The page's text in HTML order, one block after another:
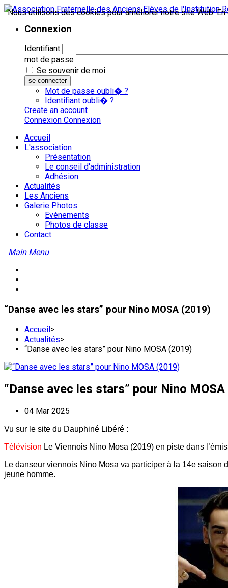
Connexion
Identifiant
mot de passe
Se souvenir de moi
se connecter
Mot de passe oubli� ?
Identifiant oubli� ?
Create an account
Connexion Connexion
Accueil
L'association
Présentation
Le conseil d'administration
Adhésion
Actualités
Les Anciens
Galerie Photos
Evènements
Photos de classe
Contact
Main Menu
“Danse avec les stars” pour Nino MOSA (2019)
Accueil>
Actualités>
“Danse avec les stars” pour Nino MOSA (2019)
“Danse avec les stars” pour Nino
04 Mar 2025
Vu sur le site du Dauphiné Libéré :
Télévision Le Viennois Nino Mosa (2019) en piste dans
Le danseur viennois Nino Mosa va participer à la 14e saison
jeune homme.
Nous utilisons des cookies pour améliorer notre site Web.